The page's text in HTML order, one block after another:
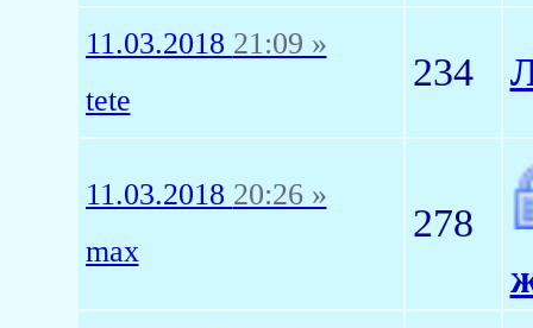
11.03.2018 21:09 »
tete
234
11.03.2018 20:26 »
max
278